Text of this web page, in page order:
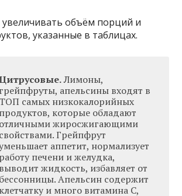
увеличивать объём порций и
указанные в таблицах.
Лимоны,
грейпфруты, апельсины входят в
ТОП самых низкокалорийных
продуктов, которые обладают
отличными жиросжигающими
свойствами. Грейпфрут
аппетит, нормализует
работу печени и желудка,
выводит жидкость, избавляет от
бессонницы. Апельсин содержит
клетчатку и много витамина С,